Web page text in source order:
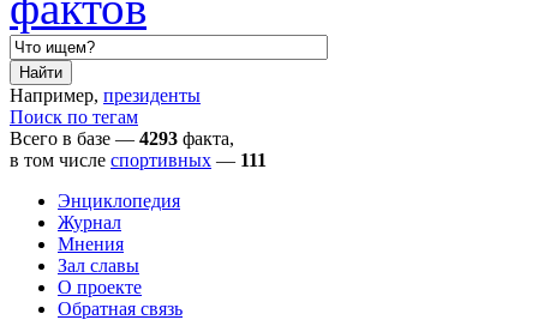
Например, президенты
Поиск по тегам
Всего в базе — 4293 факта,
в том числе спортивных — 111
Энциклопедия
Журнал
Мнения
Зал славы
О проекте
Обратная связь